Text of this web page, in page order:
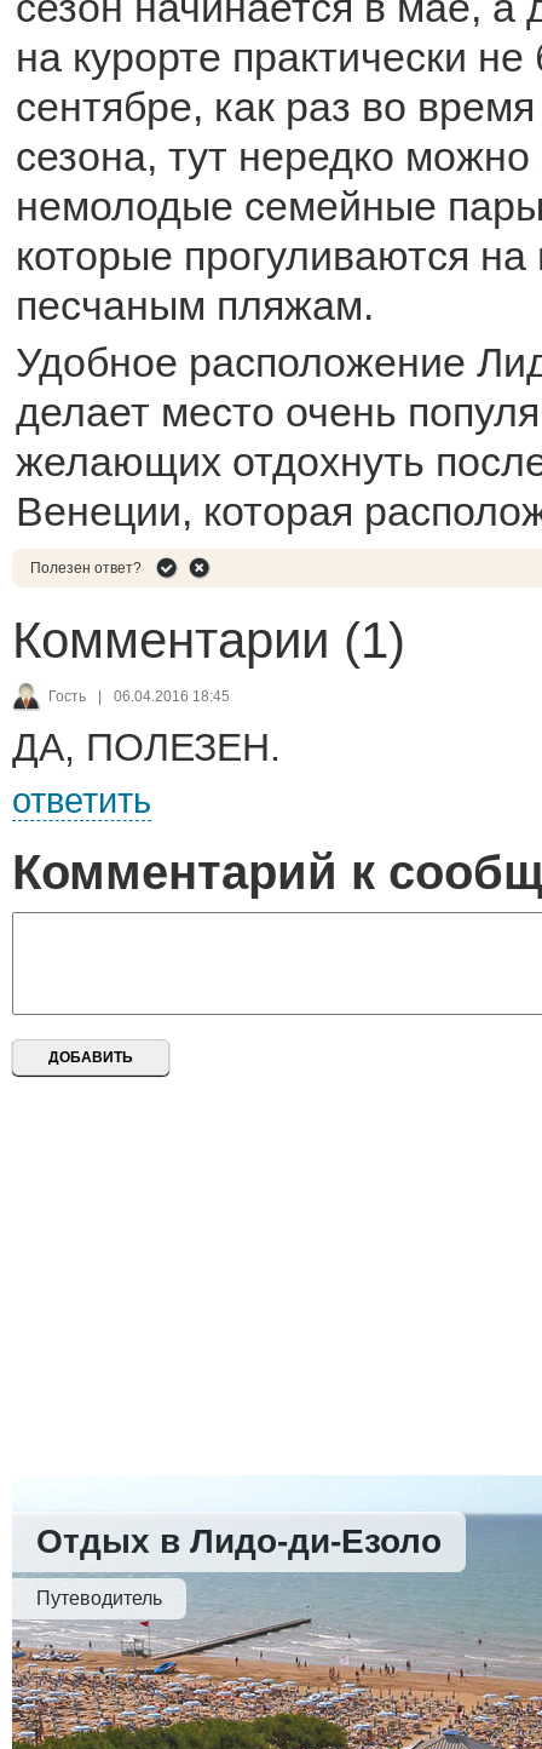
на курорте практически
сентябре, как раз во
сезона, тут нередко можно
немолодые семейные
которые прогуливаются
песчаным пляжам.
Удобное расположение
делает место очень
желающих отдохнуть
Венеции, которая
Полезен ответ?
Комментарии (1)
Гость | 06.04.2016 18:45
ДА, ПОЛЕЗЕН.
ответить
Комментарий к
Отдых в Лидо-ди-Езоло
Путеводитель